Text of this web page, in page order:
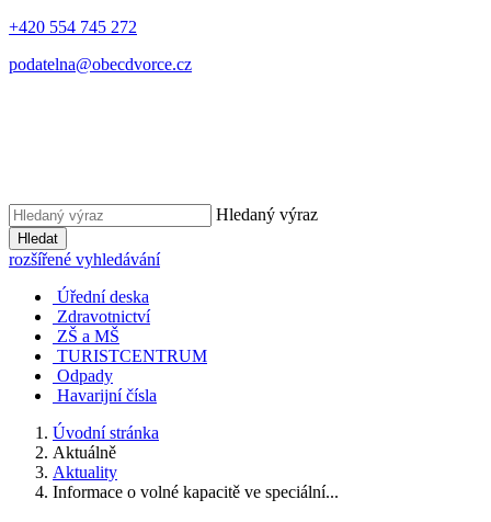
+420 554 745 272
podatelna@obecdvorce.cz
Hledaný výraz
Hledat
rozšířené vyhledávání
Úřední deska
Zdravotnictví
ZŠ a MŠ
TURISTCENTRUM
Odpady
Havarijní čísla
Úvodní stránka
Aktuálně
Aktuality
Informace o volné kapacitě ve speciální...